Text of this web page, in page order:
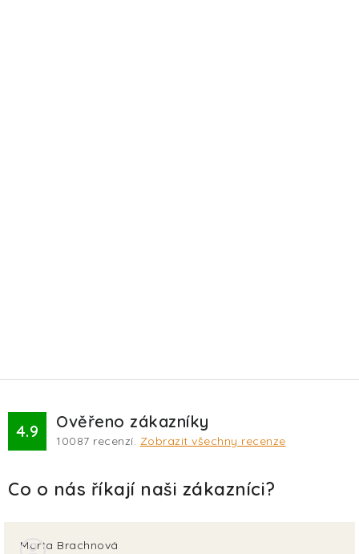
4.9 Ověřeno zákazníky
10087 recenzí. Zobrazit všechny recenze
Marta Brachnová